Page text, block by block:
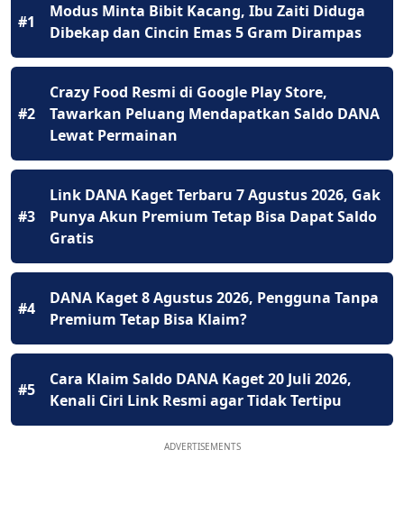
#1
Modus Minta Bibit Kacang, Ibu Zaiti Diduga
Dibekap dan Cincin Emas 5 Gram Dirampas
#2
Crazy Food Resmi di Google Play Store,
Tawarkan Peluang Mendapatkan Saldo DANA
Lewat Permainan
#3
Link DANA Kaget Terbaru 7 Agustus 2026, Gak
Punya Akun Premium Tetap Bisa Dapat Saldo
Gratis
#4
DANA Kaget 8 Agustus 2026, Pengguna Tanpa
Premium Tetap Bisa Klaim?
#5
Cara Klaim Saldo DANA Kaget 20 Juli 2026,
Kenali Ciri Link Resmi agar Tidak Tertipu
ADVERTISEMENTS